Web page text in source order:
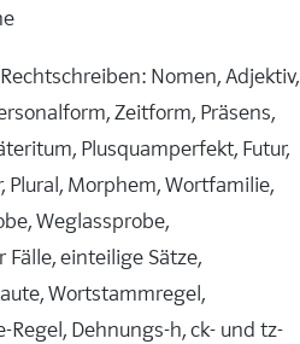
Nomen, Adjektiv,
Zeitform, Präsens,
Plusquamperfekt, Futur,
Plural, Morphem, Wortfamilie,
Weglassprobe,
einteilige Sätze,
Wortstammregel,
Regel, Dehnungs-h, ck- und tz-